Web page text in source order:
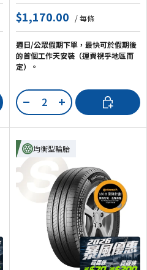
$1,170.00 / 每條
週日/公眾假期下單，最快可於假期後
的首個工作天安裝（運費視乎地區而
定）。
數量
- +
加入購物車
均衡型輪胎